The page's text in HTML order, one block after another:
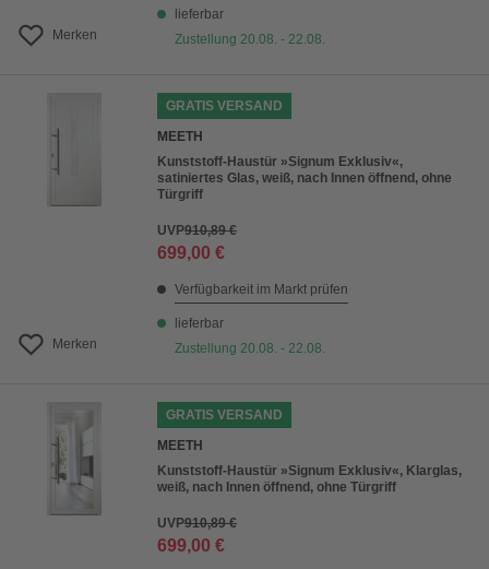
Merken
lieferbar
Zustellung 20.08. - 22.08.
Merken
GRATIS VERSAND
MEETH
Kunststoff-Haustür »Signum Exklusiv«,
satiniertes Glas, weiß, nach Innen öffnend, ohne
Türgriff
UVP910,89 €
699,00 €
Verfügbarkeit im Markt prüfen
lieferbar
Zustellung 20.08. - 22.08.
GRATIS VERSAND
MEETH
Kunststoff-Haustür »Signum Exklusiv«, Klarglas,
weiß, nach Innen öffnend, ohne Türgriff
UVP910,89 €
699,00 €